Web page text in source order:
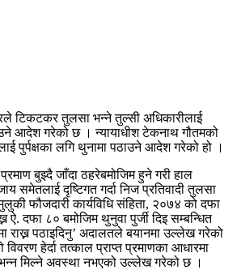
टिकटकर तुलसा भन्ने तुल्सी अधिकारीलाई
आदेश गरेको छ । न्यायाधीश टेकनाथ गौतमको
पुर्पक्षका लगि थुनामा पठाउने आदेश गरेको हो ।
बुझ्दै जाँदा ठहरेबमोजिम हुने गरी हाल
समेतलाई दृष्टिगत गर्दा निज प्रतिवादी तुलसा
फौजदारी कार्यविधि संहिता, २०७४ को दफा
ऐ. दफा ८० बमोजिम थुनुवा पुर्जी दिइ सम्बन्धित
राख्न पठाइदिनु’ अदालतले बयानमा उल्लेख गरेको
हेर्दा तत्काल प्राप्त प्रमाणका आधारमा
मिल्ने अवस्था नभएको उल्लेख गरेको छ ।